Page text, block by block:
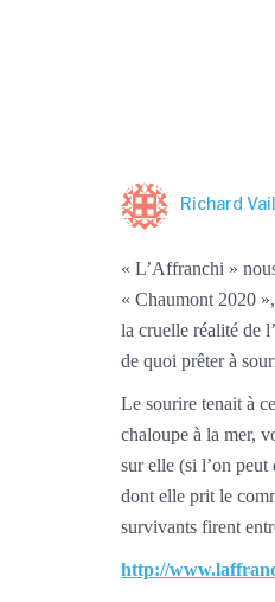
Richard
« L’Affranchi »
« Chaumont 2020
la cruelle réalité de
de quoi prêter à
Le sourire tenait à
chaloupe à la mer,
sur elle (si l’on peut
dont elle prit le
survivants firent
http://